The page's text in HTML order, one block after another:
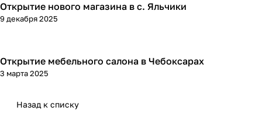
Открытие нового магазина в с. Яльчики
9 декабря 2025
Открытие мебельного салона в Чебоксарах
3 марта 2025
Назад к списку